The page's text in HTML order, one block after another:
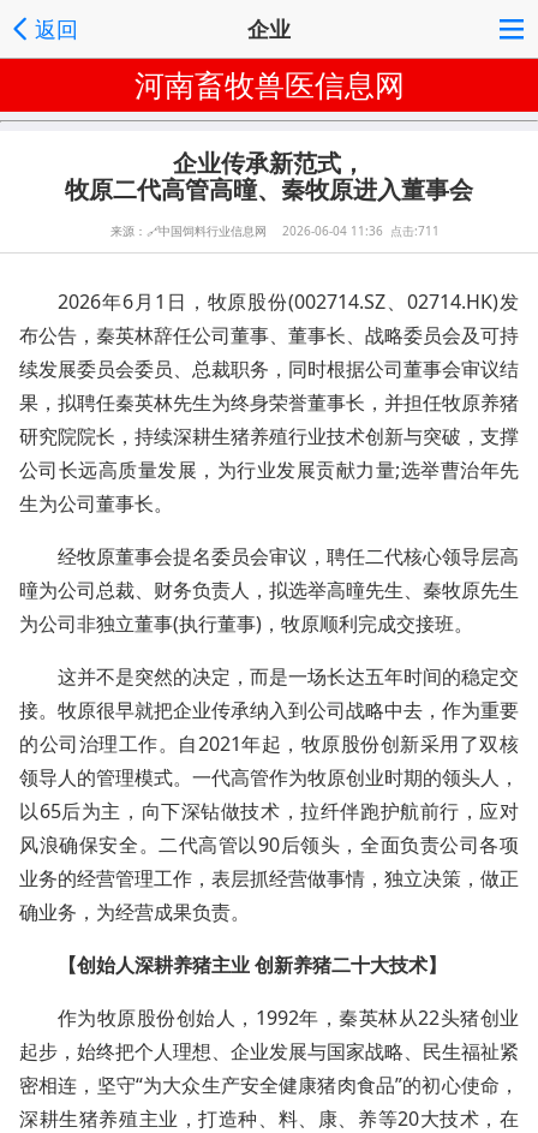
返回 企业
河南畜牧兽医信息网
企业传承新范式，
牧原二代高管高曈、秦牧原进入董事会
来源： 🔗中国饲料行业信息网 2026-06-04 11:36 点击:711
2026年6月1日，牧原股份(002714.SZ、02714.HK)发
布公告，秦英林辞任公司董事、董事长、战略委员会及可持
续发展委员会委员、总裁职务，同时根据公司董事会审议结
果，拟聘任秦英林先生为终身荣誉董事长，并担任牧原养猪
研究院院长，持续深耕生猪养殖行业技术创新与突破，支撑
公司长远高质量发展，为行业发展贡献力量;选举曹治年先
生为公司董事长。
经牧原董事会提名委员会审议，聘任二代核心领导层高
曈为公司总裁、财务负责人，拟选举高曈先生、秦牧原先生
为公司非独立董事(执行董事)，牧原顺利完成交接班。
这并不是突然的决定，而是一场长达五年时间的稳定交
接。牧原很早就把企业传承纳入到公司战略中去，作为重要
的公司治理工作。自2021年起，牧原股份创新采用了双核
领导人的管理模式。一代高管作为牧原创业时期的领头人，
以65后为主，向下深钻做技术，拉纤伴跑护航前行，应对
风浪确保安全。二代高管以90后领头，全面负责公司各项
业务的经营管理工作，表层抓经营做事情，独立决策，做正
确业务，为经营成果负责。
【创始人深耕养猪主业 创新养猪二十大技术】
作为牧原股份创始人，1992年，秦英林从22头猪创业
起步，始终把个人理想、企业发展与国家战略、民生福祉紧
密相连，坚守“为大众生产安全健康猪肉食品”的初心使命，
深耕生猪养殖主业，打造种、料、康、养等20大技术，在